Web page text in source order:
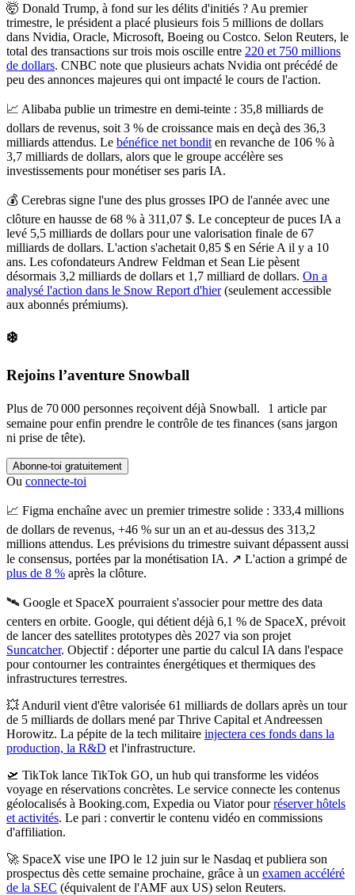
🤯 Donald Trump, à fond sur les délits d'initiés ? Au premier
trimestre, le président a placé plusieurs fois 5 millions de dollars
dans Nvidia, Oracle, Microsoft, Boeing ou Costco. Selon Reuters, le
total des transactions sur trois mois oscille entre 220 et 750 millions
de dollars. CNBC note que plusieurs achats Nvidia ont précédé de
peu des annonces majeures qui ont impacté le cours de l'action.
📈 Alibaba publie un trimestre en demi-teinte : 35,8 milliards de
dollars de revenus, soit 3 % de croissance mais en deçà des 36,3
milliards attendus. Le bénéfice net bondit en revanche de 106 % à
3,7 milliards de dollars, alors que le groupe accélère ses
investissements pour monétiser ses paris IA.
💰 Cerebras signe l'une des plus grosses IPO de l'année avec une
clôture en hausse de 68 % à 311,07 $. Le concepteur de puces IA a
levé 5,5 milliards de dollars pour une valorisation finale de 67
milliards de dollars. L'action s'achetait 0,85 $ en Série A il y a 10
ans. Les cofondateurs Andrew Feldman et Sean Lie pèsent
désormais 3,2 milliards de dollars et 1,7 milliard de dollars. On a
analysé l'action dans le Snow Report d'hier(seulement accessible
aux abonnés prémiums).
❄️
Rejoins l’aventure Snowball
Plus de 70 000 personnes reçoivent déjà Snowball. 1 article par
semaine pour enfin prendre le contrôle de tes finances (sans jargon
ni prise de tête).
Abonne-toi gratuitement
Ou connecte-toi
📈 Figma enchaîne avec un premier trimestre solide : 333,4 millions
de dollars de revenus, +46 % sur un an et au-dessus des 313,2
millions attendus. Les prévisions du trimestre suivant dépassent aussi
le consensus, portées par la monétisation IA. ↗️ L'action a grimpé de
plus de 8 % après la clôture.
🛰️ Google et SpaceX pourraient s'associer pour mettre des data
centers en orbite. Google, qui détient déjà 6,1 % de SpaceX, prévoit
de lancer des satellites prototypes dès 2027 via son projet
Suncatcher. Objectif : déporter une partie du calcul IA dans l'espace
pour contourner les contraintes énergétiques et thermiques des
infrastructures terrestres.
💥 Anduril vient d'être valorisée 61 milliards de dollars après un tour
de 5 milliards de dollars mené par Thrive Capital et Andreessen
Horowitz. La pépite de la tech militaire injectera ces fonds dans la
production, la R&D et l'infrastructure.
🛫 TikTok lance TikTok GO, un hub qui transforme les vidéos
voyage en réservations concrètes. Le service connecte les contenus
géolocalisés à Booking.com, Expedia ou Viator pourréserver hôtels
et activités. Le pari : convertir le contenu vidéo en commissions
d'affiliation.
🚀 SpaceX vise une IPO le 12 juin sur le Nasdaq et publiera son
prospectus dès cette semaine prochaine, grâce à un examen accéléré
de la SEC (équivalent de l'AMF aux US) selon Reuters.